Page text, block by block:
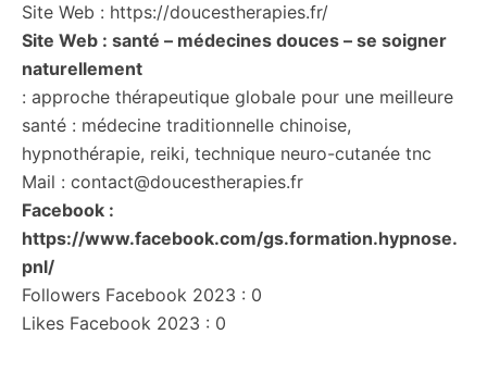
Site Web : https://doucestherapies.fr/
Site Web : santé – médecines douces – se soigner
naturellement
: approche thérapeutique globale pour une meilleure
santé : médecine traditionnelle chinoise,
hypnothérapie, reiki, technique neuro-cutanée tnc
Mail : contact@doucestherapies.fr
Facebook :
https://www.facebook.com/gs.formation.hypnose.
pnl/
Followers Facebook 2023 : 0
Likes Facebook 2023 : 0